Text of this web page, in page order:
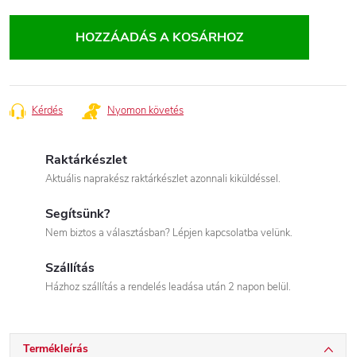
HOZZÁADÁS A KOSÁRHOZ
Kérdés Nyomon követés
Raktárkészlet
Aktuális naprakész raktárkészlet azonnali kiküldéssel.
Segítsünk?
Nem biztos a választásban? Lépjen kapcsolatba velünk.
Szállítás
Házhoz szállítás a rendelés leadása után 2 napon belül.
Termékleírás